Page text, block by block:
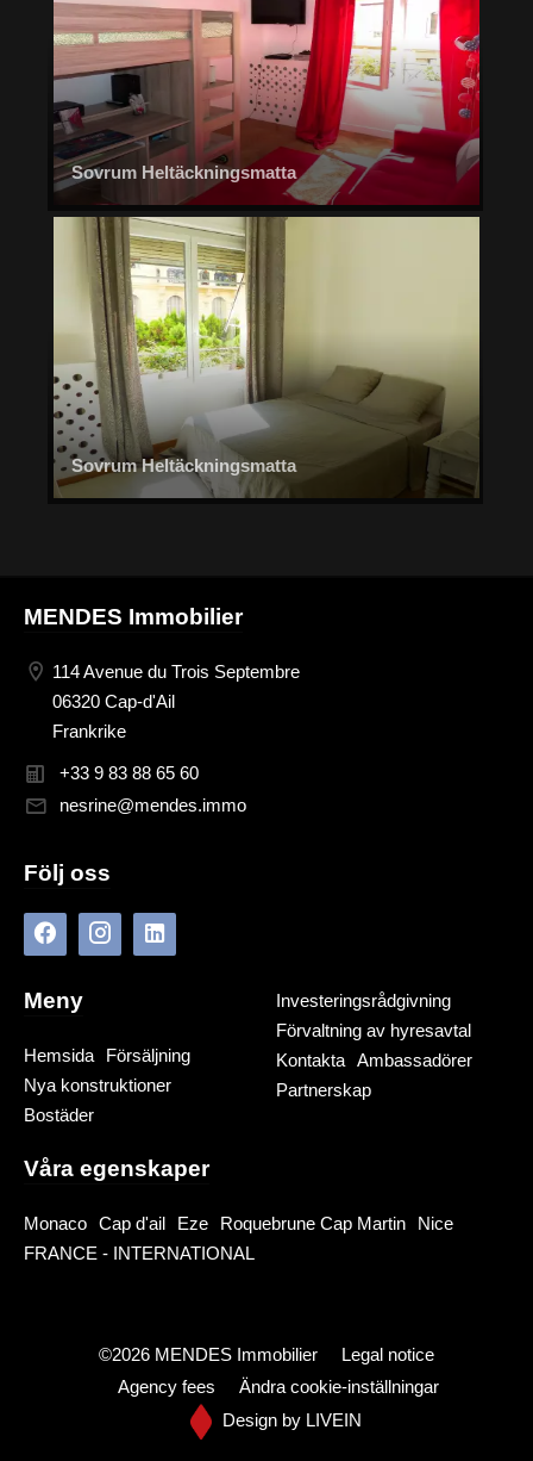
Sovrum Heltäckningsmatta
Sovrum Heltäckningsmatta
MENDES Immobilier
114 Avenue du Trois Septembre
06320 Cap-d'Ail
Frankrike
+33 9 83 88 65 60
nesrine@mendes.immo
Följ oss
Meny
Hemsida
Försäljning
Nya konstruktioner
Bostäder
Investeringsrådgivning
Förvaltning av hyresavtal
Kontakta
Ambassadörer
Partnerskap
Våra egenskaper
Monaco Cap d'ail Eze Roquebrune Cap Martin
Nice
FRANCE - INTERNATIONAL
©2026 MENDES Immobilier
Legal notice
Agency fees
Ändra cookie-inställningar
Design by LIVEIN